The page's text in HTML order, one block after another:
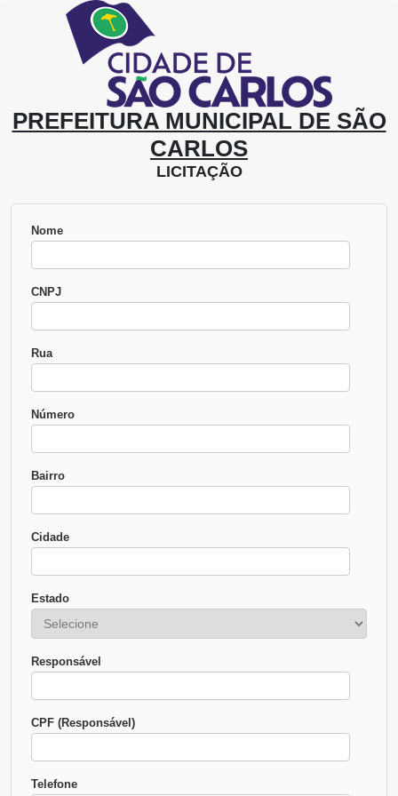
PREFEITURA MUNICIPAL DE SÃO
CARLOS
LICITAÇÃO
Nome
CNPJ
Rua
Número
Bairro
Cidade
Estado
Responsável
CPF (Responsável)
Telefone